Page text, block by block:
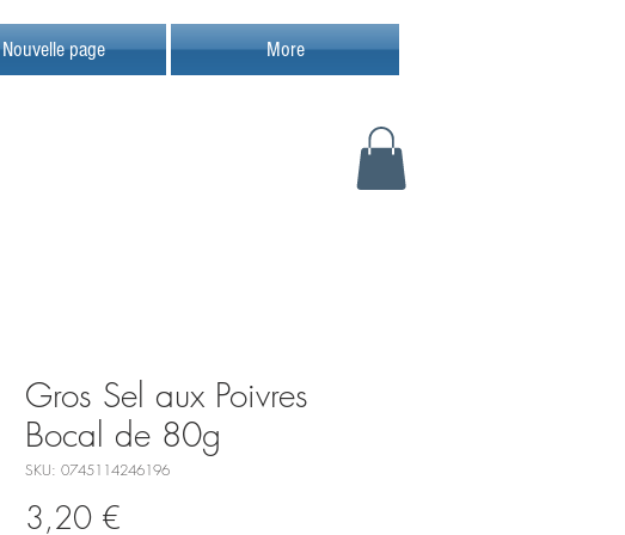
Nouvelle page More
Gros Sel aux Poivres
Bocal de 80g
SKU: 0745114246196
3,20 €